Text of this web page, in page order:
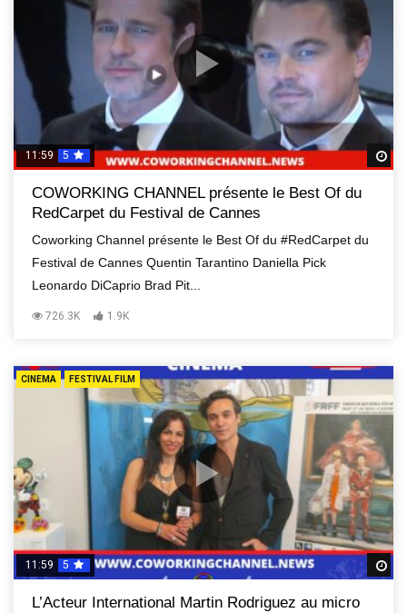
11:59 5
COWORKING CHANNEL présente le Best Of du
RedCarpet du Festival de Cannes
Coworking Channel présente le Best Of du #RedCarpet du
Festival de Cannes Quentin Tarantino Daniella Pick
Leonardo DiCaprio Brad Pit...
726.3K 1.9K
CINEMA FESTIVAL FILM
11:59 5
L’Acteur International Martin Rodriguez au micro